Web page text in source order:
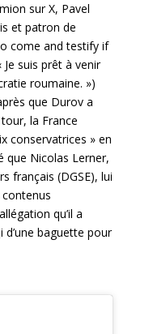
sur X, Pavel
et patron de
come and testify if
suis prêt à venir
roumaine. »)
que Durov a
la France
conservatrices » en
que Nicolas Lerner,
français (DGSE), lui
qu’il a
d’une baguette pour